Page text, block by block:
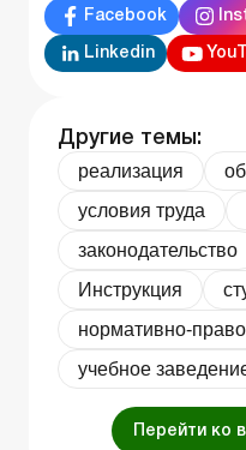
Facebook
Linkedin
Другие темы:
реализация
условия труда
законодательство
Инструкция
нормативно-
учебное
Перейти ко